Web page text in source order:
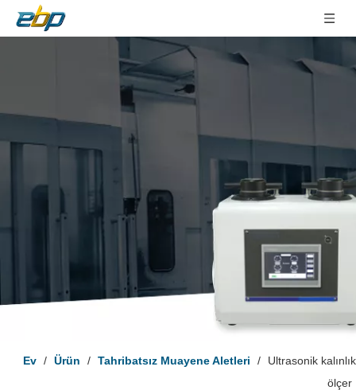
Ev / Ürün / Tahribatsız Muayene Aletleri /
Ultrasonik kalınlık
ölçer